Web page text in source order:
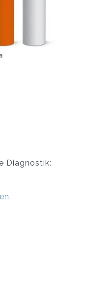
Diagnostik:
.